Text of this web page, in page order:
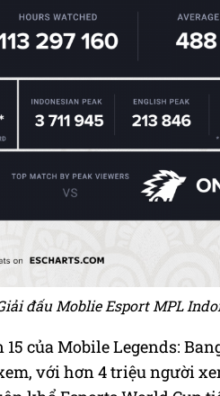
đấu Moblie Esport MPL
15 của Mobile Legends:
với hơn 4 triệu người